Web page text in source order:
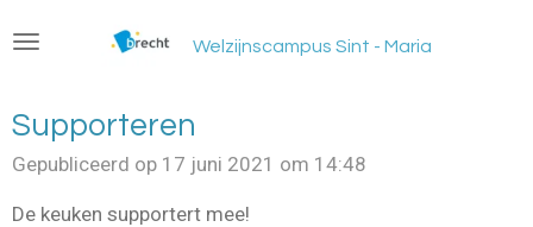
direct
de
hoofdinhoud
Welzijnscampus Sint - Maria
Supporteren
Gepubliceerd op 17 juni 2021 om 14:48
De keuken supportert mee!